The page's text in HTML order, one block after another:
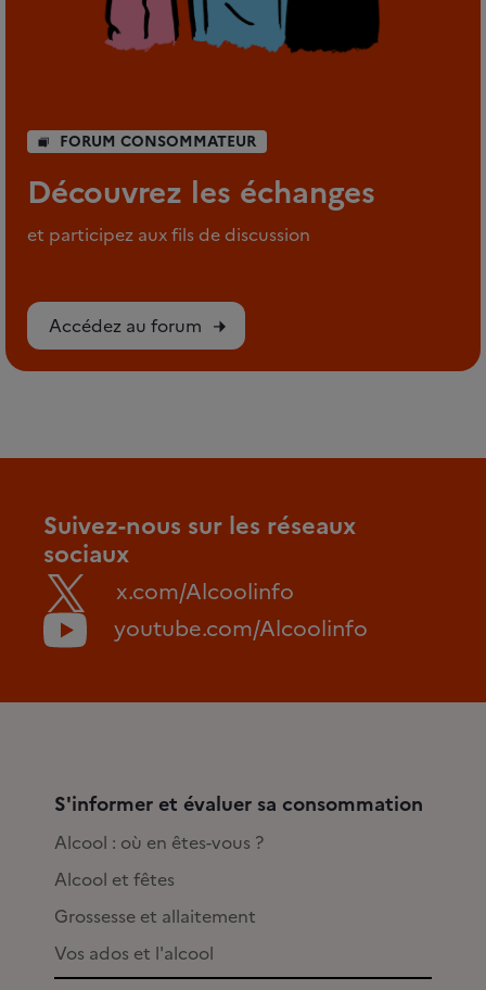
FORUM CONSOMMATEUR
Découvrez les échanges
et participez aux fils de discussion
Accédez au forum
Suivez-nous sur les réseaux
sociaux
x.com/Alcoolinfo
youtube.com/Alcoolinfo
S'informer et évaluer sa consommation
Alcool : où en êtes-vous ?
Alcool et fêtes
Grossesse et allaitement
Vos ados et l'alcool